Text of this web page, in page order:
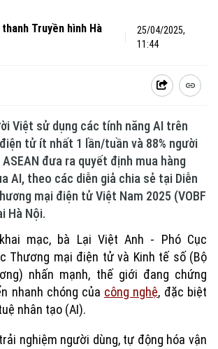
Truyền hình Hà
25/04/2025,
11:44
Việt sử dụng các tính năng AI trên
tử ít nhất 1 lần/tuần và 88% người
đưa ra quyết định mua hàng
AI, theo các diễn giả chia sẻ tại Diễn
mại điện tử Việt Nam 2025 (VOBF
Hà Nội.
mạc, bà Lại Việt Anh - Phó Cục
Thương mại điện tử và Kinh tế số (Bộ
nhấn mạnh, thế giới đang chứng
nhanh chóng của công nghệ, đặc biệt
nhân tạo (AI).
nghiệm người dùng, tự động hóa vận